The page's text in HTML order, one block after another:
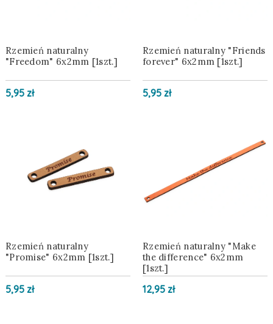
Rzemień naturalny
"Freedom" 6x2mm [1szt.]
5,95 zł
Rzemień naturalny "Friends
forever" 6x2mm [1szt.]
5,95 zł
Rzemień naturalny
"Promise" 6x2mm [1szt.]
5,95 zł
Rzemień naturalny "Make
the difference" 6x2mm
[1szt.]
12,95 zł